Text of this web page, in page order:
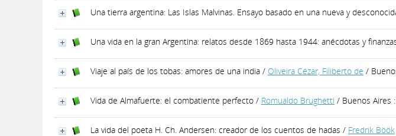
Una tierra argentina: Las Islas Malvinas. Ensayo basado en una nueva y
Una vida en la gran Argentina: relatos desde 1869 hasta 1944: anécdotas y
Viaje al país de los tobas: amores de una india / Oliveira Cézar, Filiberto de /
Vida de Almafuerte: el combatiente perfecto / Romualdo Brughetti / Buenos Aires
La vida del poeta H. Ch. Andersen: creador de los cuentos de hadas / Fredrik Böök